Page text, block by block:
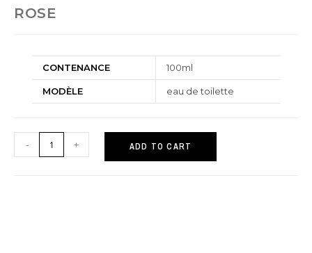
ROSE
CONTENANCE 100ml
MODÈLE eau de toilette
- + ADD TO CART